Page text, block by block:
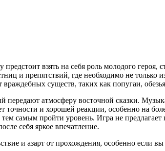
взять на себя роль молодого героя,
и препятствий, где необходимо не только
враждебных существ, таких как попугаи,
атмосферу восточной сказки.
и хорошей реакции, особенно на
самым пройти уровень. Игра не
себя яркое впечатление.
и азарт от прохождения, особенно если